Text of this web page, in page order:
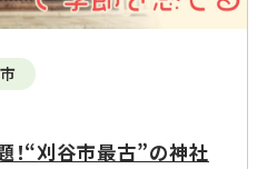
！“刈谷市最古”の神社